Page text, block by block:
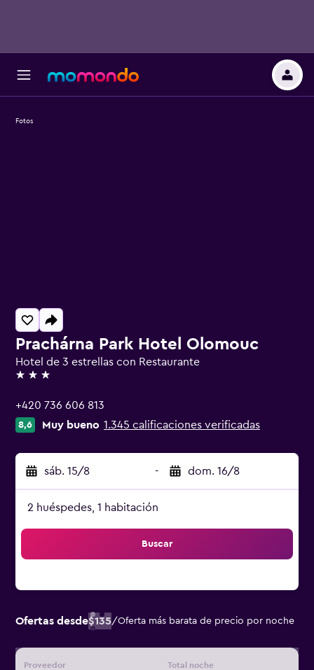
Prachárna Park Hotel Olomouc
Hotel de 3 estrellas con Restaurante
3 estrellas
+420 736 606 813
8,6 Muy bueno 1.345 calificaciones verificadas
sáb. 15/8 - dom. 16/8
2 huéspedes, 1 habitación
Buscar
Ofertas desde$135/Oferta más barata de precio por noche
Proveedor Total noche
Fotos